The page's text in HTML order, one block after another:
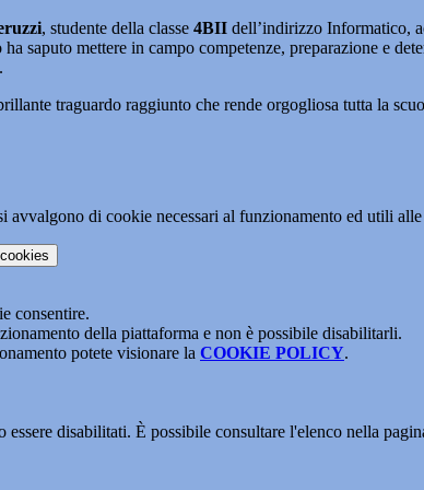
, studente della classe 4BII dell’indirizzo Informatico,
saputo mettere in campo competenze, preparazione e
traguardo raggiunto che rende orgogliosa tutta la
avvalgono di cookie necessari al funzionamento ed utili
consentire.
della piattaforma e non è possibile disabilitarli.
potete visionare la COOKIE POLICY.
disabilitati. È possibile consultare l'elenco nella